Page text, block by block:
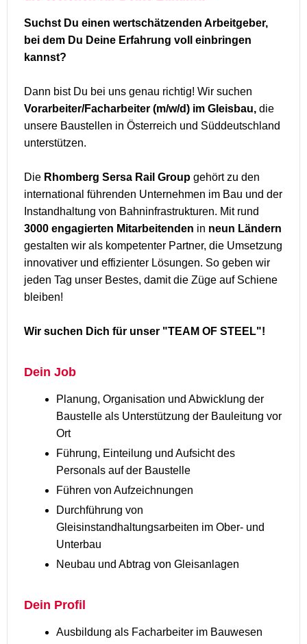
Suchst Du einen wertschätzenden Arbeitgeber,
bei dem Du Deine Erfahrung voll einbringen
kannst?
Dann bist Du bei uns genau richtig! Wir suchen
Vorarbeiter/Facharbeiter (m/w/d) im Gleisbau, die
unsere Baustellen in Österreich und Süddeutschland
unterstützen.
Die Rhomberg Sersa Rail Group gehört zu den
international führenden Unternehmen im Bau und der
Instandhaltung von Bahninfrastrukturen. Mit rund
3000 engagierten Mitarbeitenden in neun Ländern
gestalten wir als kompetenter Partner, die Umsetzung
innovativer und effizienter Lösungen. So geben wir
jeden Tag unser Bestes, damit die Züge auf Schiene
bleiben!
Wir suchen Dich für unser "TEAM OF STEEL"!
Dein Job
Planung, Organisation und Abwicklung der
Baustelle als Unterstützung der Bauleitung vor
Ort
Führung, Einteilung und Aufsicht des
Personals auf der Baustelle
Führen von Aufzeichnungen
Durchführung von
Gleisinstandhaltungsarbeiten im Ober- und
Unterbau
Neubau und Abtrag von Gleisanlagen
Dein Profil
Ausbildung als Facharbeiter im Bauwesen